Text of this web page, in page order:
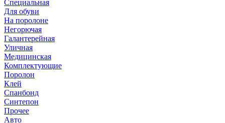
Специальная
Для обуви
На поролоне
Негорючая
Галантерейная
Уличная
Медицинская
Комплектующие
Поролон
Клей
Спанбонд
Синтепон
Прочее
Авто